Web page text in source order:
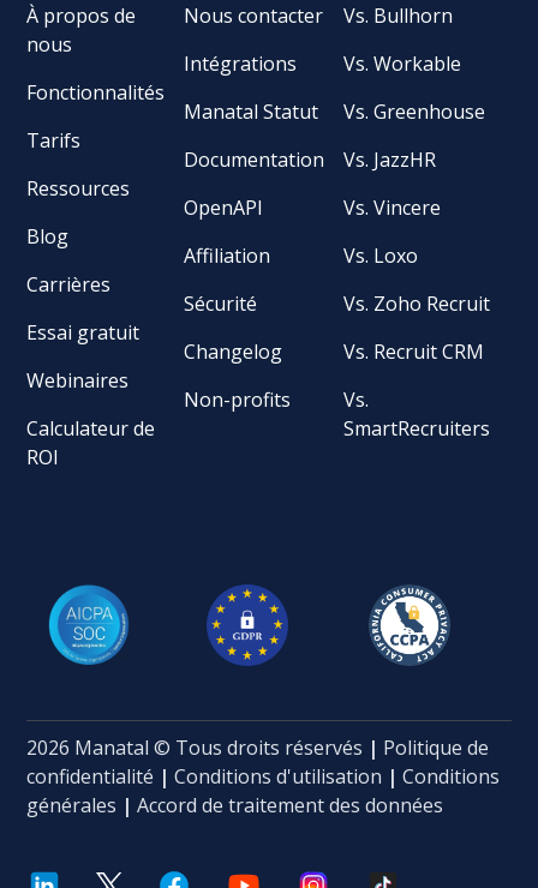
À propos de
nous
Fonctionnalités
Tarifs
Ressources
Blog
Carrières
Essai gratuit
Webinaires
Calculateur de
ROI
Nous contacter
Intégrations
Manatal Statut
Documentation
OpenAPI
Affiliation
Sécurité
Changelog
Non-profits
Vs. Bullhorn
Vs. Workable
Vs. Greenhouse
Vs. JazzHR
Vs. Vincere
Vs. Loxo
Vs. Zoho Recruit
Vs. Recruit CRM
Vs.
SmartRecruiters
2026 Manatal © Tous droits réservés | Politique de
confidentialité |Conditions d'utilisation | Conditions
générales | Accord de traitement des données